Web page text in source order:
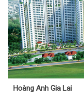
Hoàng Anh Gia Lai